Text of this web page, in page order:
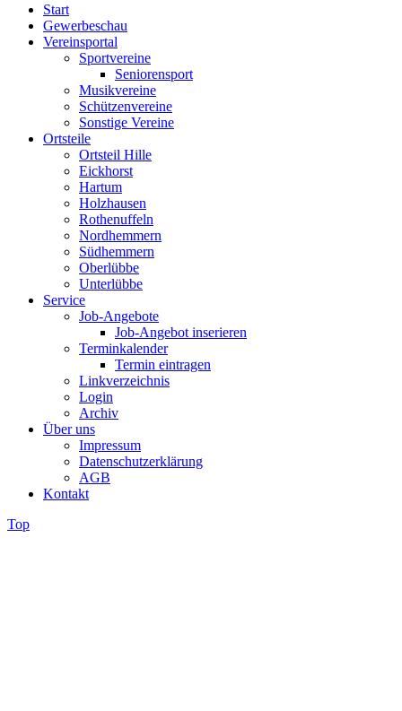
Start
Gewerbeschau
Vereinsportal
Sportvereine
Seniorensport
Musikvereine
Schützenvereine
Sonstige Vereine
Ortsteile
Ortsteil Hille
Eickhorst
Hartum
Holzhausen
Rothenuffeln
Nordhemmern
Südhemmern
Oberlübbe
Unterlübbe
Service
Job-Angebote
Job-Angebot inserieren
Terminkalender
Termin eintragen
Linkverzeichnis
Login
Archiv
Über uns
Impressum
Datenschutzerklärung
AGB
Kontakt
Top